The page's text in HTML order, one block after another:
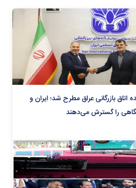
اتاق بازرگانی عراق مطرح شد؛ ایران و
را گسترش می‌دهند